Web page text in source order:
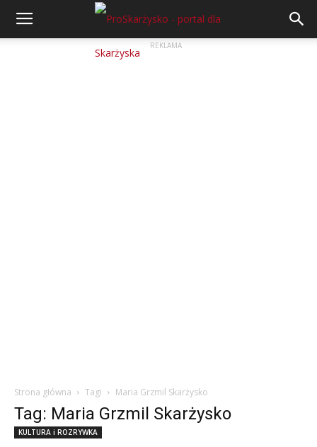
REKLAMA
Strona główna Tagi Maria Grzmil Skarżysko
Tag: Maria Grzmil Skarżysko
KULTURA i ROZRYWKA